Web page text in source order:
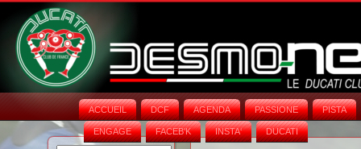
ACCUEIL DCF AGENDA PASSIONE PISTA
ENGAGE FACEB'K INSTA‘ DUCATI